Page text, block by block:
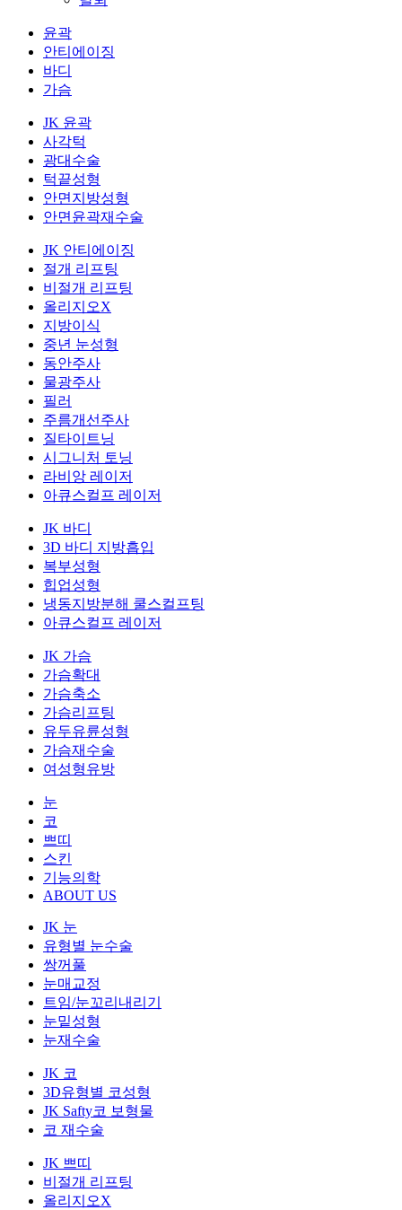
윤곽
안티에이징
바디
가슴
JK 윤곽
사각턱
광대수술
턱끝성형
안면지방성형
안면윤곽재수술
JK 안티에이징
절개 리프팅
비절개 리프팅
올리지오X
지방이식
중년 눈성형
동안주사
물광주사
필러
주름개선주사
질타이트닝
시그니처 토닝
라비앙 레이저
아큐스컬프 레이저
JK 바디
3D 바디 지방흡입
복부성형
힙업성형
냉동지방분해 쿨스컬프팅
아큐스컬프 레이저
JK 가슴
가슴확대
가슴축소
가슴리프팅
유두유륜성형
가슴재수술
여성형유방
눈
코
쁘띠
스킨
기능의학
ABOUT US
JK 눈
유형별 눈수술
쌍꺼풀
눈매교정
트임/눈꼬리내리기
눈밑성형
눈재수술
JK 코
3D유형별 코성형
JK Safty코 보형물
코 재수술
JK 쁘띠
비절개 리프팅
올리지오X